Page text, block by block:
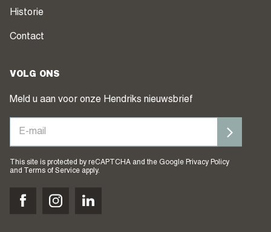
Historie
Contact
VOLG ONS
Meld u aan voor onze Hendriks nieuwsbrief
This site is protected by reCAPTCHA and the Google Privacy Policy
and
Terms of Service apply.